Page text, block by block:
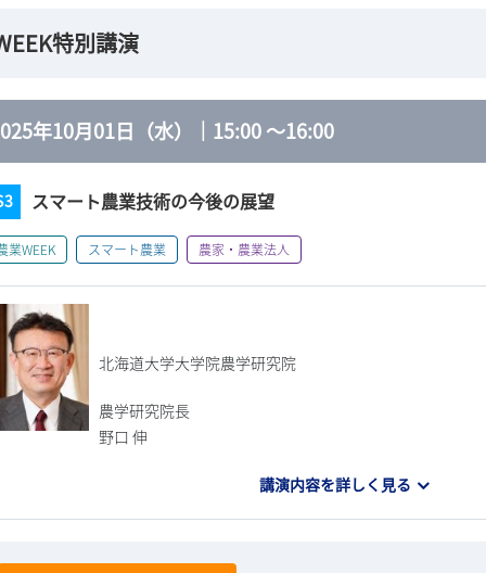
特別講演
年10月01日（水） ｜ 15:00 ～16:00
スマート農業技術の今後の展望
WEEK スマート農業 農家・農業法人
北海道大学大学院農学研究院
農学研究院長
野口 伸
講演内容を詳しく見る